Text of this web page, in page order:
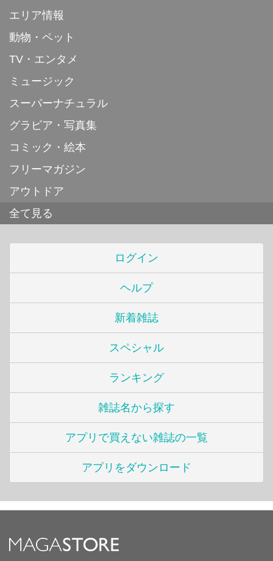
エリア情報
動物・ペット
TV・エンタメ
ミュージック
スーパーナチュラル
グラビア・写真集
コミック・絵本
フリーマガジン
アウトドア
全て見る
ログイン
ヘルプ
新着雑誌
スペシャル
ランキング
雑誌名から探す
アプリで買えない雑誌の一覧
アプリをダウンロード